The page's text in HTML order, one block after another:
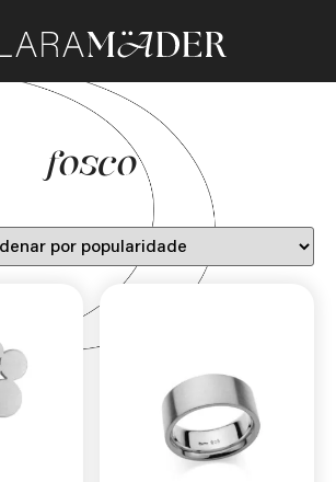
fosco